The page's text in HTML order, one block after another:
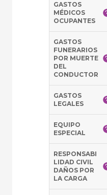
GASTOS
MÉDICOS
OCUPANTES
GASTOS
FUNERARIOS
POR MUERTE
DEL
CONDUCTOR
GASTOS
LEGALES
EQUIPO
ESPECIAL
RESPONSABI
LIDAD CIVIL
DAÑOS POR
LA CARGA